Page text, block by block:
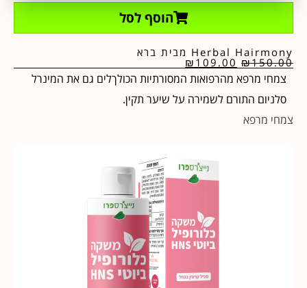
הוסף לסל
Herbal Hairmony מבית ברא
₪150.00
₪ 109.00
צמחי מרפא מהרפואות המסורתיות הכולךלים גם את המינרל
סלניום התורם לשמירה על שיער תקין.
צמחי מרפא